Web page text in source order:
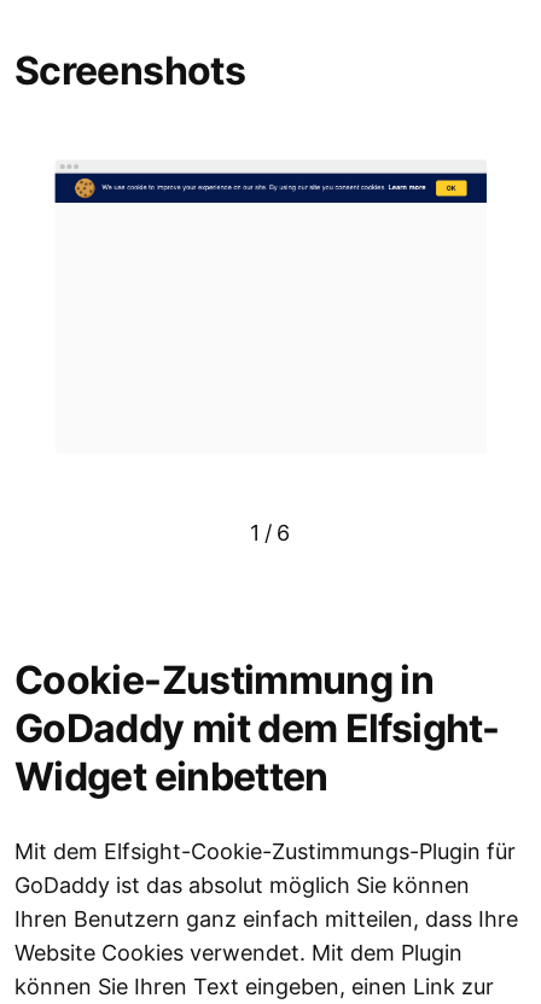
Screenshots
1 / 6
Cookie-Zustimmung in
GoDaddy mit dem Elfsight-
Widget einbetten
Mit dem Elfsight-Cookie-Zustimmungs-Plugin für
GoDaddy ist das absolut möglich Sie können
Ihren Benutzern ganz einfach mitteilen, dass Ihre
Website Cookies verwendet. Mit dem Plugin
können Sie Ihren Text eingeben, einen Link zur